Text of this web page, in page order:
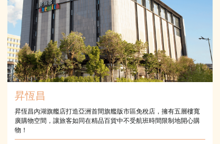
昇恆昌
昇恆昌內湖旗艦店打造亞洲首間旗艦版市區免稅店，擁有五層樓寬
廣購物空間，讓旅客如同在精品百貨中不受航班時間限制地開心購
物！